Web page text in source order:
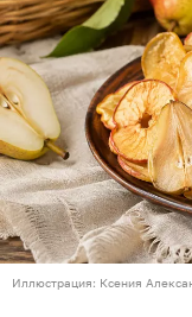
Иллюстрация: Ксения